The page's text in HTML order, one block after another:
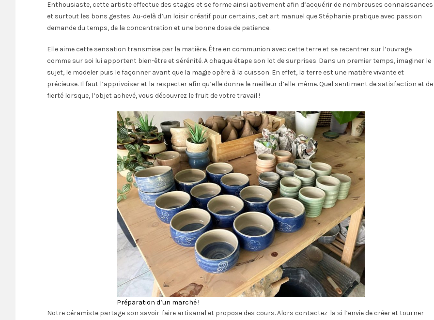
Enthousiaste, cette artiste effectue des stages et se forme ainsi activement afin d’acquérir de nombreuses connaissances
et surtout les bons gestes. Au-delà d’un loisir créatif pour certains, cet art manuel que Stéphanie pratique avec passion
demande du temps, de la concentration et une bonne dose de patience.
Elle aime cette sensation transmise par la matière. Être en communion avec cette terre et se recentrer sur l’ouvrage
comme sur soi lui apportent bien-être et sérénité. A chaque étape son lot de surprises. Dans un premier temps, imaginer le
sujet, le modeler puis le façonner avant que la magie opère à la cuisson. En effet, la terre est une matière vivante et
précieuse. Il faut l’apprivoiser et la respecter afin qu’elle donne le meilleur d’elle-même. Quel sentiment de satisfaction et de
fierté lorsque, l’objet achevé, vous découvrez le fruit de votre travail !
Préparation d’un marché !
Notre céramiste partage son savoir-faire artisanal et propose des cours. Alors contactez-la si l’envie de créer et tourner